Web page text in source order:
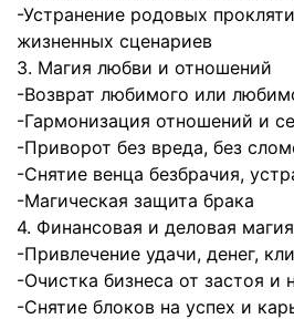
-Устранение родовых
жизненных сценариев
3. Магия любви и отношений
-Возврат любимого или
-Гармонизация отношений и
-Приворот без вреда, без
-Снятие венца безбрачия,
-Магическая защита брака
4. Финансовая и деловая магия
-Привлечение удачи, денег,
-Очистка бизнеса от застоя и
-Снятие блоков на успех и